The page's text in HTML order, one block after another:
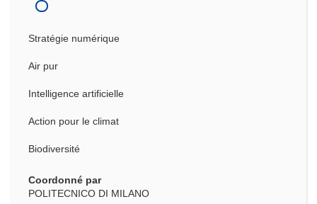
Stratégie numérique
Air pur
Intelligence artificielle
Action pour le climat
Biodiversité
Coordonné par
POLITECNICO DI MILANO